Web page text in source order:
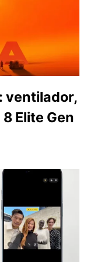
ventilador,
Elite Gen